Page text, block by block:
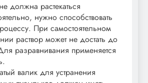
должна растекаться
нужно способствовать
При самостоятельном
раствор может не достать до
разравнивания применяется
валик для устранения